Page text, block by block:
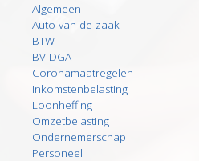
Algemeen
Auto van de zaak
BTW
BV-DGA
Coronamaatregelen
Inkomstenbelasting
Loonheffing
Omzetbelasting
Ondernemerschap
Personeel